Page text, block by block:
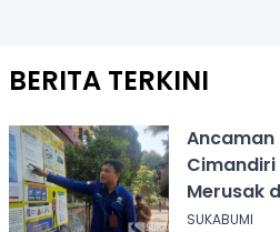
BERITA TERKINI
Ancaman
Merusak
yang
SUKABUMI